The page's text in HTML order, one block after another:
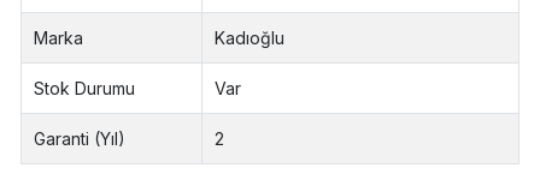
Marka Kadıoğlu
Stok Durumu Var
Garanti (Yıl) 2